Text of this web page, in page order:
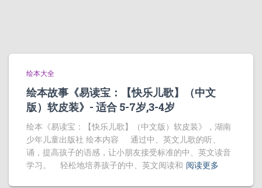
绘本大全
绘本故事《易读宝：【快乐儿歌】（中文
版）软皮装》- 适合 5-7岁,3-4岁
绘本《易读宝：【快乐儿歌】（中文版）软皮装》，湖南
少年儿童出版社 绘本内容 通过中、英文儿歌的听、
诵，提高孩子的语感，让小朋友接受标准的中、英文读音
学习。 轻松地培养孩子的中、英文阅读和 阅读更多